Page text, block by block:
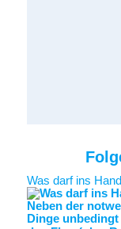
Was darf ins